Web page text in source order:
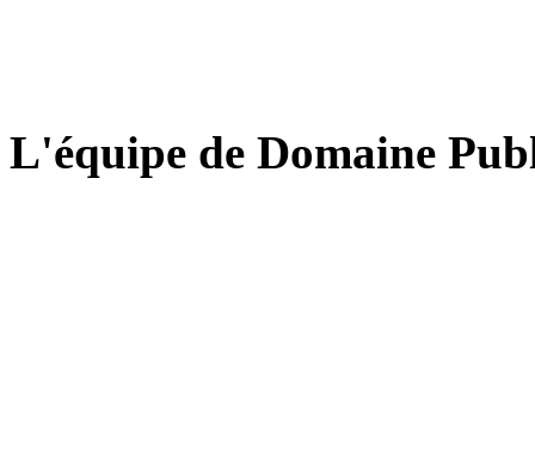
L'équipe de Domaine